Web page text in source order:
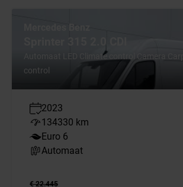
Automaat LED Climate control Camera
control
2023
134330 km
Euro 6
Automaat
€ 22.445